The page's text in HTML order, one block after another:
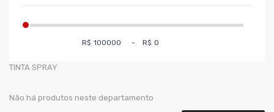
R$ - R$
TINTA SPRAY
Não há produtos neste departamento